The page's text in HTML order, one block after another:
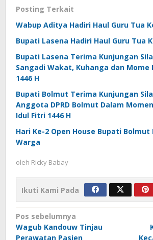
Posting Terkait
Wabup Aditya Hadiri Haul Guru Tua
Bupati Lasena Hadiri Haul Guru Tua
Bupati Lasena Terima Kunjungan
Sangadi Wakat, Kuhanga dan Mome
1446 H
Bupati Bolmut Terima Kunjungan
Anggota DPRD Bolmut Dalam
Idul Fitri 1446 H
Hari Ke-2 Open House Bupati
Warga
oleh Ricky Babay
Ikuti Kami Pada
Navigasi
pos
Pos sebelumnya
Wagub Kandouw Tinjau
Perawatan Pasien